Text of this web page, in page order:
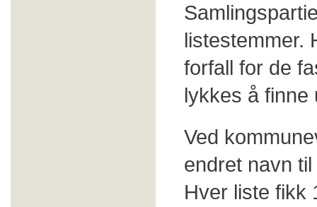
listestemmer.
forfall for de
lykkes å finne
Ved
endret navn
Hver liste fikk